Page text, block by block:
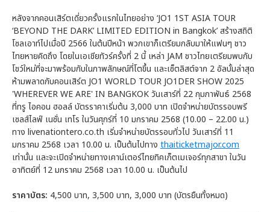
หลังจากคอนเสิร์ตเดี่ยวครั้งแรกในไทยอย่าง ‘JO1 1ST ASIA TOUR
‘BEYOND THE DARK’ LIMITED EDITION in Bangkok’ สร้างสถิติ
โซลเอาท์ไปเมื่อปี 2566 ในต้นปีหน้า พวกเขาก็เตรียมกลับมาให้แฟนๆ ชาว
ไทยหายคิดถึง โดยในเอเชียทัวร์ครั้งที่ 2 นี้ เหล่า JAM ชาวไทยเตรียมพบกับ
โชว์ใหม่ที่จะมาพร้อมกับในภาพลักษณ์ที่โตขึ้น และเซ็ตลิสต์จาก 2 อัลบั้มล่าสุด
ห้ามพลาดกับคอนเสิร์ต JO1 WORLD TOUR JO1DER SHOW 2025
'WHEREVER WE ARE' IN BANGKOK วันเสาร์ที่ 22 กุมภาพันธ์ 2568
ที่ทรู ไอคอน ฮอลล์ บัตรราคาเริ่มต้น 3,000 บาท เปิดจำหน่ายบัตรรอบพรี
เซลส์ไลฟ์ เนชั่น เทโร ในวันศุกร์ที่ 10 มกราคม 2568 (10.00 – 22.00 น.)
ทาง livenationtero.co.th เริ่มจำหน่ายบัตรรอบทั่วไป วันเสาร์ที่ 11
มกราคม 2568 เวลา 10.00 น. เป็นต้นไปทาง thaiticketmajor.com
เท่านั้น และจะเปิดจำหน่ายทางเคาน์เตอร์ไทยทิคเก็ตเมเจอร์ทุกสาขา ในวัน
อาทิตย์ที่ 12 มกราคม 2568 เวลา 10.00 น. เป็นต้นไป
ราคาบัตร: 4,500 บาท, 3,500 บาท, 3,000 บาท (บัตรยืนทั้งหมด)